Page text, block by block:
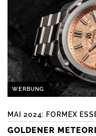
WERBUNG
MAI 2024: FORMEX
GOLDENER